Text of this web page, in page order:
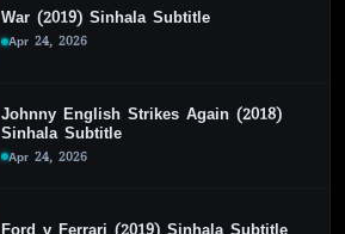
War (2019) Sinhala Subtitle
Apr 24, 2026
Johnny English Strikes Again (2018)
Sinhala Subtitle
Apr 24, 2026
Ford v Ferrari (2019) Sinhala Subtitle